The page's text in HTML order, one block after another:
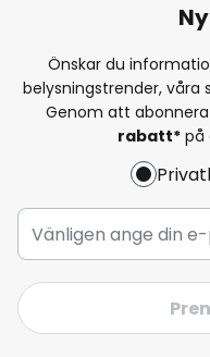
Önskar du
belysningstrender,
Genom att
rabatt* på